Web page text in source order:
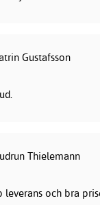
Gustafsson
Thielemann
leverans och bra